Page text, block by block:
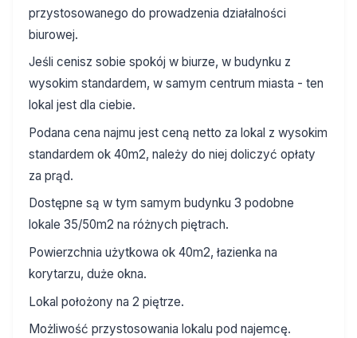
przystosowanego do prowadzenia działalności
biurowej.
Jeśli cenisz sobie spokój w biurze, w budynku z
wysokim standardem, w samym centrum miasta - ten
lokal jest dla ciebie.
Podana cena najmu jest ceną netto za lokal z wysokim
standardem ok 40m2, należy do niej doliczyć opłaty
za prąd.
Dostępne są w tym samym budynku 3 podobne
lokale 35/50m2 na różnych piętrach.
Powierzchnia użytkowa ok 40m2, łazienka na
korytarzu, duże okna.
Lokal położony na 2 piętrze.
Możliwość przystosowania lokalu pod najemcę.